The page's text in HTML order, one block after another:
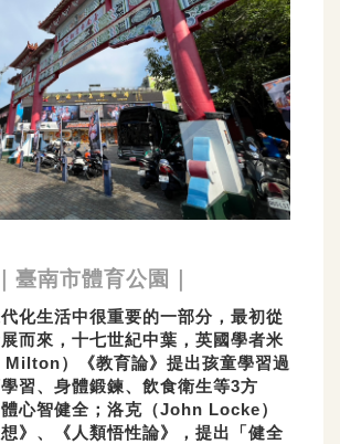
｜臺南市體育公園｜
化生活中很重要的一部分，最初從
而來，十七世紀中葉，英國學者米
）《教育論》提出孩童學習過
習、身體鍛鍊、飲食衛生等3方
心智健全；洛克（John Locke）
》、《人類悟性論》，提出「健全